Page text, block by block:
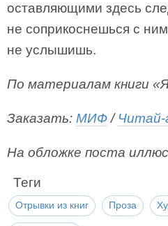
оставляющими здесь
не соприкоснешься с
не услышишь.
По материалам книги
Заказать: МИФ/ Читай-
На обложке поста
Теги
Отрывки из книг Проза